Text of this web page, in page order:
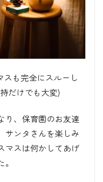
スも完全にスルーし
だけでも大変)
り、保育園のお友達
サンタさんを楽しみ
マスは何かしてあげ